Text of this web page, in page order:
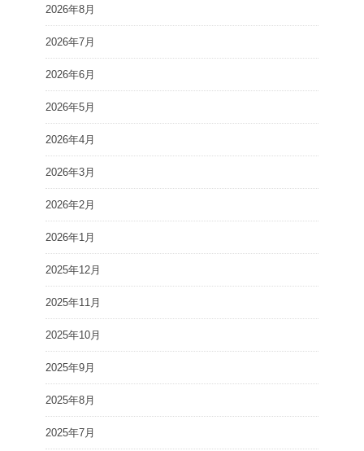
2026年8月
2026年7月
2026年6月
2026年5月
2026年4月
2026年3月
2026年2月
2026年1月
2025年12月
2025年11月
2025年10月
2025年9月
2025年8月
2025年7月